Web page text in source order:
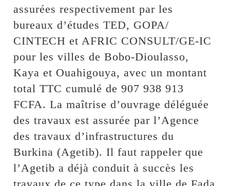
assurées respectivement par les
bureaux d’études TED, GOPA/
CINTECH et AFRIC CONSULT/GE-IC
pour les villes de Bobo-Dioulasso,
Kaya et Ouahigouya, avec un montant
total TTC cumulé de 907 938 913
FCFA. La maîtrise d’ouvrage déléguée
des travaux est assurée par l’Agence
des travaux d’infrastructures du
Burkina (Agetib). Il faut rappeler que
l’Agetib a déjà conduit à succès les